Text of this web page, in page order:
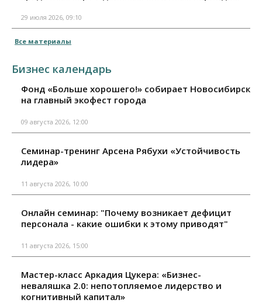
29 июля 2026, 09:10
Все материалы
Бизнес календарь
Фонд «Больше хорошего!» собирает Новосибирск
на главный экофест города
09 августа 2026, 12:00
Семинар-тренинг Арсена Рябухи «Устойчивость
лидера»
11 августа 2026, 10:00
Онлайн семинар: "Почему возникает дефицит
персонала - какие ошибки к этому приводят"
11 августа 2026, 15:00
Мастер-класс Аркадия Цукера: «Бизнес-
неваляшка 2.0: непотопляемое лидерство и
когнитивный капитал»